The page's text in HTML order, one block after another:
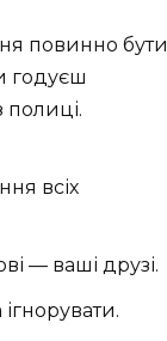
повинно бути
годуєш
полиці.
всіх
— ваші друзі.